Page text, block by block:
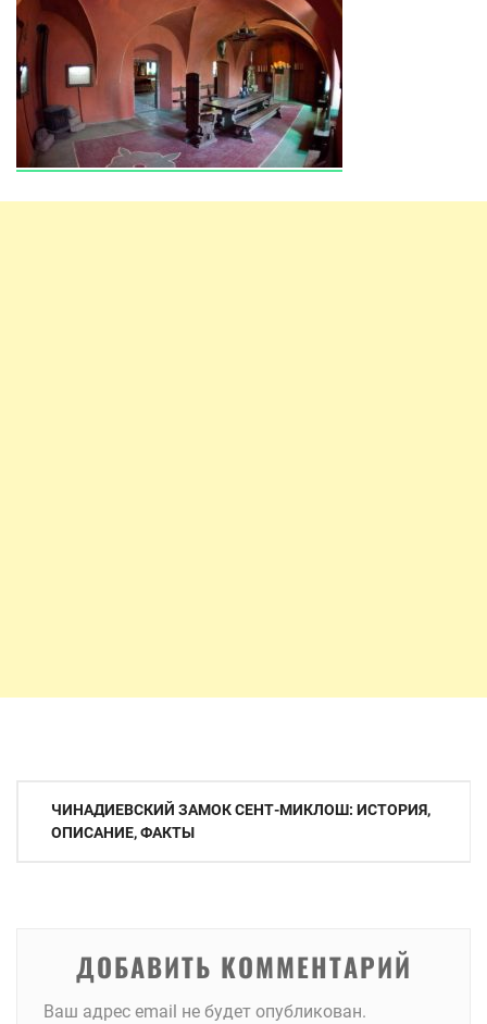
Навигация
ЧИНАДИЕВСКИЙ ЗАМОК СЕНТ-МИКЛОШ: ИСТОРИЯ,
ОПИСАНИЕ, ФАКТЫ
ДОБАВИТЬ КОММЕНТАРИЙ
Ваш адрес email не будет опубликован.